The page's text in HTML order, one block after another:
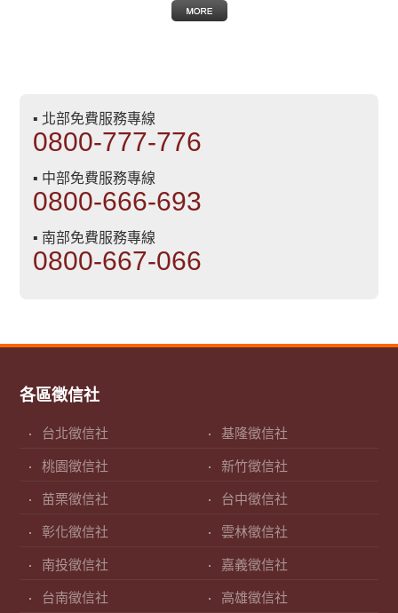
▪ 北部免費服務專線
0800-777-776
▪ 中部免費服務專線
0800-666-693
▪ 南部免費服務專線
0800-667-066
各區徵信社
台北徵信社 基隆徵信社
桃園徵信社 新竹徵信社
苗栗徵信社 台中徵信社
彰化徵信社 雲林徵信社
南投徵信社 嘉義徵信社
台南徵信社 高雄徵信社